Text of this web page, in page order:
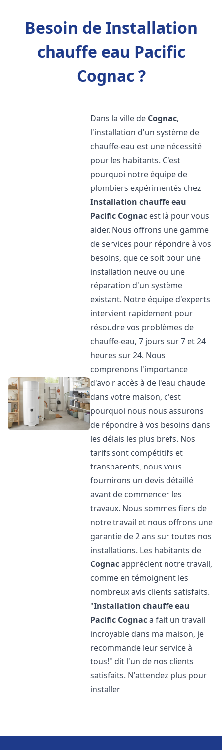
Besoin de Installation
chauffe eau Pacific
Cognac ?
Dans la ville de Cognac,
l'installation d'un système de
chauffe-eau est une nécessité
pour les habitants. C'est
pourquoi notre équipe de
plombiers expérimentés chez
Installation chauffe eau
Pacific Cognac est là pour vous
aider. Nous offrons une gamme
de services pour répondre à vos
besoins, que ce soit pour une
installation neuve ou une
réparation d'un système
existant. Notre équipe d'experts
intervient rapidement pour
résoudre vos problèmes de
chauffe-eau, 7 jours sur 7 et 24
heures sur 24. Nous
comprenons l'importance
d'avoir accès à de l'eau chaude
dans votre maison, c'est
pourquoi nous nous assurons
de répondre à vos besoins dans
les délais les plus brefs. Nos
tarifs sont compétitifs et
transparents, nous vous
fournirons un devis détaillé
avant de commencer les
travaux. Nous sommes fiers de
notre travail et nous offrons une
garantie de 2 ans sur toutes nos
installations. Les habitants de
Cognacapprécient notre travail,
comme en témoignent les
nombreux avis clients satisfaits.
"Installation chauffe eau
Pacific Cognaca fait un travail
incroyable dans ma maison, je
recommande leur service à
tous!" dit l'un de nos clients
satisfaits. N'attendez plus pour
installer